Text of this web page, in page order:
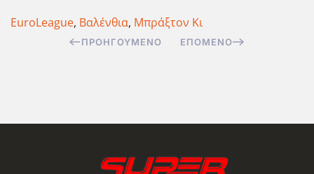
EuroLeague, Βαλένθια, Μπράξτον Κι
ΠΡΟΗΓΟΎΜΕΝΟ ΕΠΌΜΕΝΟ